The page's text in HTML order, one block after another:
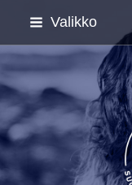
Siirry
sisältöön
Valikko